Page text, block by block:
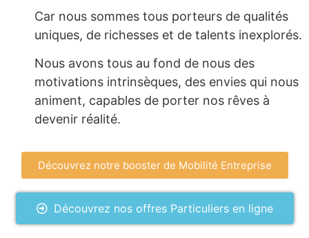
Car nous sommes tous porteurs de qualités
uniques, de richesses et de talents inexplorés.
Nous avons tous au fond de nous des
motivations intrinsèques, des envies qui nous
animent, capables de porter nos rêves à
devenir réalité.
Découvrez notre booster de Mobilité Entreprise
Découvrez nos offres Particuliers en ligne